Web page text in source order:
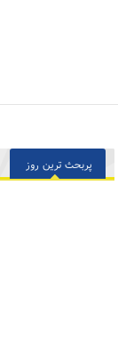
پربحث ترین روز